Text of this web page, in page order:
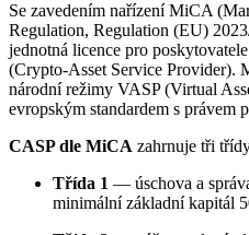
Se zavedením nařízení MiCA
Regulation, Regulation (EU)
jednotná licence pro
(Crypto-Asset Service Provider).
národní režimy VASP (Virtual
evropským standardem s právem
CASP dle MiCA zahrnuje tři
Třída 1 — úschova a
minimální základní kapitál